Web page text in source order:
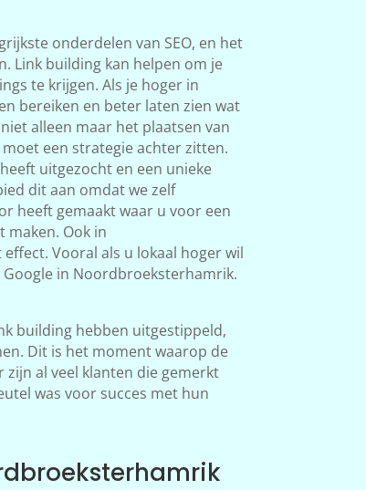
onderdelen van SEO, en het
Link building kan helpen om je
te krijgen. Als je hoger in
bereiken en beter laten zien wat
alleen maar het plaatsen van
een strategie achter zitten.
uitgezocht en een unieke
dit aan omdat we zelf
heeft gemaakt waar u voor een
maken. Ook in
Vooral als u lokaal hoger wil
in Noordbroeksterhamrik.
building hebben uitgestippeld,
Dit is het moment waarop de
zijn al veel klanten die gemerkt
was voor succes met hun